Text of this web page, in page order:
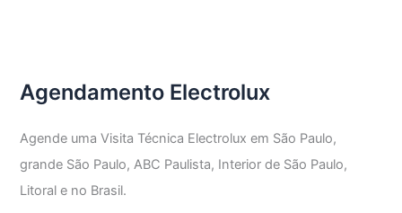
Conceição
Agendamento Electrolux
Agende uma Visita Técnica Electrolux em São Paulo,
grande São Paulo, ABC Paulista, Interior de São Paulo,
Litoral e no Brasil.